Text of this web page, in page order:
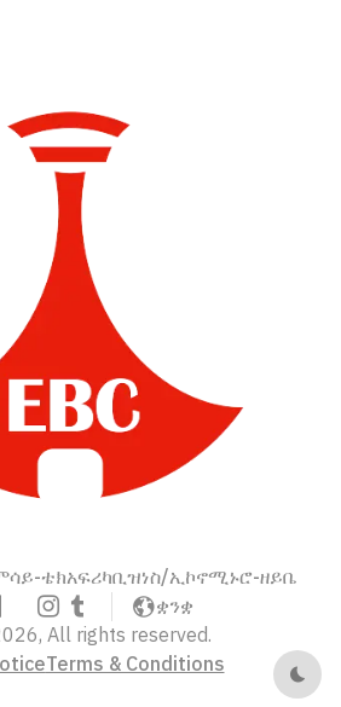
ሳይ-ቴክአፍሪካቢዝነስ/ኢኮኖሚኑሮ-ዘይቤ
ቋንቋ
All rights reserved.
Terms & Conditions